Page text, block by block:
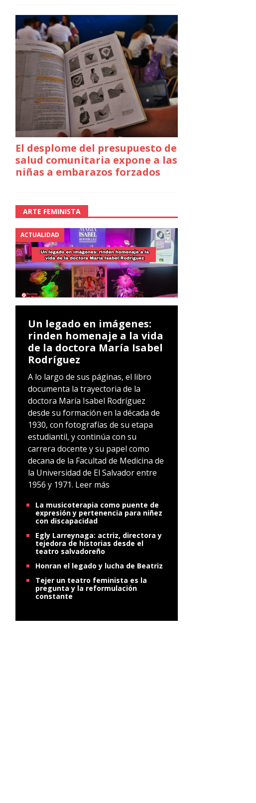
El desplome del presupuesto de
salud comunitaria expone a las
niñas a embarazos forzados
ARTE FEMINISTA
ACTUALIDAD
Un legado en imágenes:
rinden homenaje a la vida
de la doctora María Isabel
Rodríguez
A lo largo de sus páginas, el libro
documenta la trayectoria de la
doctora María Isabel Rodríguez
desde su formación en la década de
1930, con fotografías de su etapa
estudiantil, y continúa con su
carrera docente y su papel como
decana de la Facultad de Medicina de
la Universidad de El Salvador entre
1956 y 1971. Leer más
La musicoterapia como puente de
expresión y pertenencia para niñez
con discapacidad
Egly Larreynaga: actriz, directora y
tejedora de historias desde el
teatro salvadoreño
Honran el legado y lucha de Beatriz
Tejer un teatro feminista es la
pregunta y la reformulación
constante